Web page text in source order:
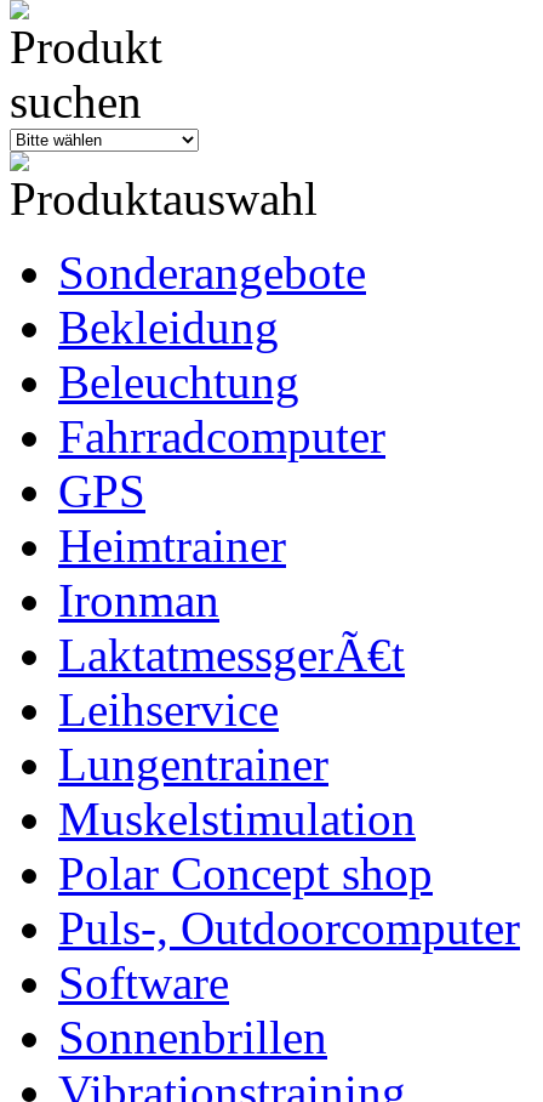
Sonderangebote
Bekleidung
Beleuchtung
Fahrradcomputer
GPS
Heimtrainer
Ironman
LaktatmessgerÃ€t
Leihservice
Lungentrainer
Muskelstimulation
Polar Concept shop
Puls-, Outdoorcomputer
Software
Sonnenbrillen